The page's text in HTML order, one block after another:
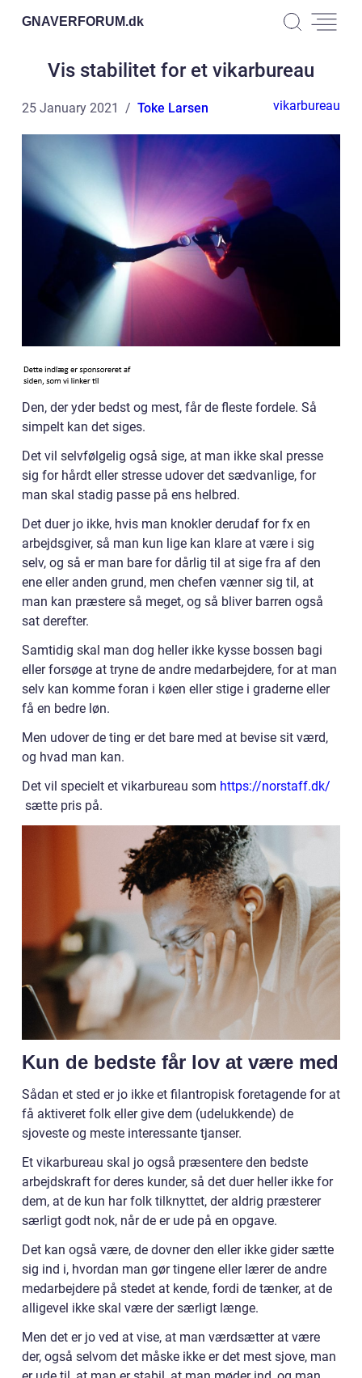
GNAVERFORUM.dk
Vis stabilitet for et vikarbureau
25 January 2021 Toke Larsen vikarbureau
Den, der yder bedst og mest, får de fleste fordele. Så
simpelt kan det siges.
Det vil selvfølgelig også sige, at man ikke skal presse
sig for hårdt eller stresse udover det sædvanlige, for
man skal stadig passe på ens helbred.
Det duer jo ikke, hvis man knokler derudaf for fx en
arbejdsgiver, så man kun lige kan klare at være i sig
selv, og så er man bare for dårlig til at sige fra af den
ene eller anden grund, men chefen vænner sig til, at
man kan præstere så meget, og så bliver barren også
sat derefter.
Samtidig skal man dog heller ikke kysse bossen bagi
eller forsøge at tryne de andre medarbejdere, for at man
selv kan komme foran i køen eller stige i graderne eller
få en bedre løn.
Men udover de ting er det bare med at bevise sit værd,
og hvad man kan.
Det vil specielt et vikarbureau som https://norstaff.dk/
sætte pris på.
Kun de bedste får lov at være med
Sådan et sted er jo ikke et filantropisk foretagende for at
få aktiveret folk eller give dem (udelukkende) de
sjoveste og meste interessante tjanser.
Et vikarbureau skal jo også præsentere den bedste
arbejdskraft for deres kunder, så det duer heller ikke for
dem, at de kun har folk tilknyttet, der aldrig præsterer
særligt godt nok, når de er ude på en opgave.
Det kan også være, de dovner den eller ikke gider sætte
sig ind i, hvordan man gør tingene eller lærer de andre
medarbejdere på stedet at kende, fordi de tænker, at de
alligevel ikke skal være der særligt længe.
Men det er jo ved at vise, at man værdsætter at være
der, også selvom det måske ikke er det mest sjove, man